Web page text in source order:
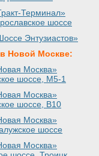
Терминал»
шоссе
Энтузиастов»
Новой Москве:
Москва»
шоссе , М5-1
Москва»
шоссе , B10
Москва»
шоссе
Москва»